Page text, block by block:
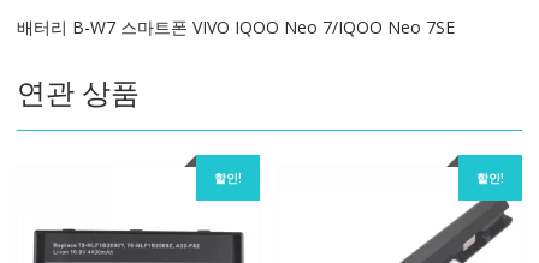
VIVO
Neo
7/IQOO
Neo
배터리 B-W7 스마트폰 VIVO IQOO Neo 7/IQOO Neo 7SE
연관 상품
할인! 할인!